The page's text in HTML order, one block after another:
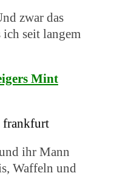
zwar das
ich seit langem
Mint
ihr Mann
Waffeln und